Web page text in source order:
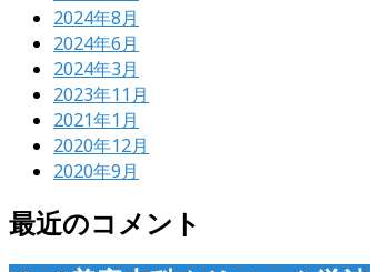
2024年8月
2024年6月
2024年3月
2023年11月
2021年1月
2020年12月
2020年9月
最近のコメント